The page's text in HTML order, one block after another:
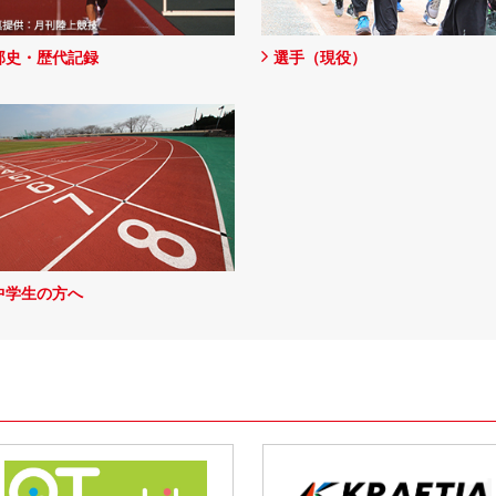
史・歴代記録 選手（現役）
学生の方へ